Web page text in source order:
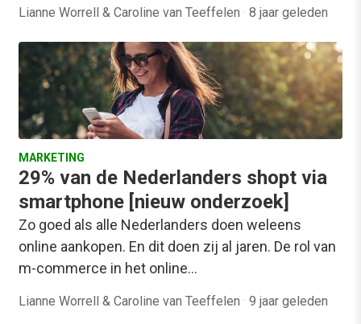
Lianne Worrell & Caroline van Teeffelen · 8 jaar geleden
MARKETING
29% van de Nederlanders shopt via
smartphone [nieuw onderzoek]
Zo goed als alle Nederlanders doen weleens
online aankopen. En dit doen zij al jaren. De rol van
m-commerce in het online…
Lianne Worrell & Caroline van Teeffelen · 9 jaar geleden